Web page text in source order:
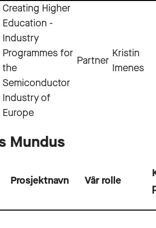
Creating Higher
Education -
Industry
Programmes for
the
Semiconductor
Industry of
Europe
Partner
Kristin
Imenes
Mundus
Prosjektnavn Vår rolle